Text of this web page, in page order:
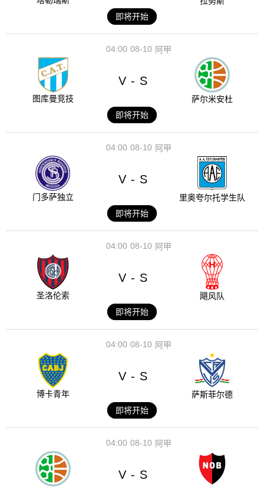
即将开始
08-10
04:00 阿甲
图库曼竞技
V - S
萨尔米安杜
即将开始
08-10
04:00 阿甲
门多萨独立
V - S
里奥夸尔托学生队
即将开始
08-10
04:00 阿甲
圣洛伦索
V - S
飓风队
即将开始
08-10
04:00 阿甲
博卡青年
V - S
萨斯菲尔德
即将开始
08-10
04:00 阿甲
V - S